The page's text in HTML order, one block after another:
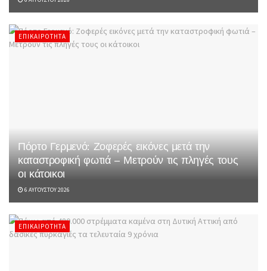
ΕΠΙΚΑΙΡΌΤΗΤΑ
Πόρτο Γερμενό: Ζοφερές εικόνες μετά την
καταστροφική φωτιά – Μετρούν τις πληγές τους
οι κάτοικοι
6 ΑΥΓΟΎΣΤΟΥ 2026
ΕΠΙΚΑΙΡΌΤΗΤΑ